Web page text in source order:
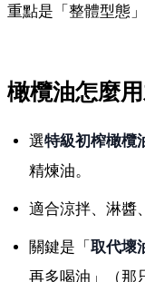
重點是「整體型態
橄欖油怎麼
選特級初榨橄欖
精煉油。
適合涼拌、淋醬
關鍵是「取代壞
再多喝油」（那